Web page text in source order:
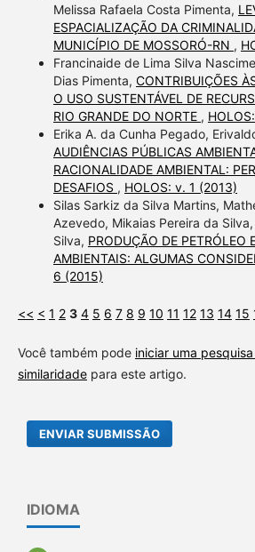
Melissa Rafaela Costa Pimenta,
ESPACIALIZAÇÃO DA
MUNICÍPIO DE MOSSORÓ-RN ,
Francinaide de Lima Silva
Dias Pimenta, CONTRIBUIÇÕES
O USO SUSTENTÁVEL DE
RIO GRANDE DO NORTE ,
Erika A. da Cunha Pegado,
AUDIÊNCIAS PÚBLICAS
RACIONALIDADE AMBIENTAL:
DESAFIOS , HOLOS: v. 1 (2013)
Silas Sarkiz da Silva Martins,
Azevedo, Mikaias Pereira da
Silva, PRODUÇÃO DE PETRÓLEO
AMBIENTAIS: ALGUMAS
6 (2015)
<< < 1 2 3 4 5 6 7 8 9 10 11 12 13 14 15
Você também pode iniciar uma
similaridadepara este artigo.
ENVIAR SUBMISSÃO
IDIOMA